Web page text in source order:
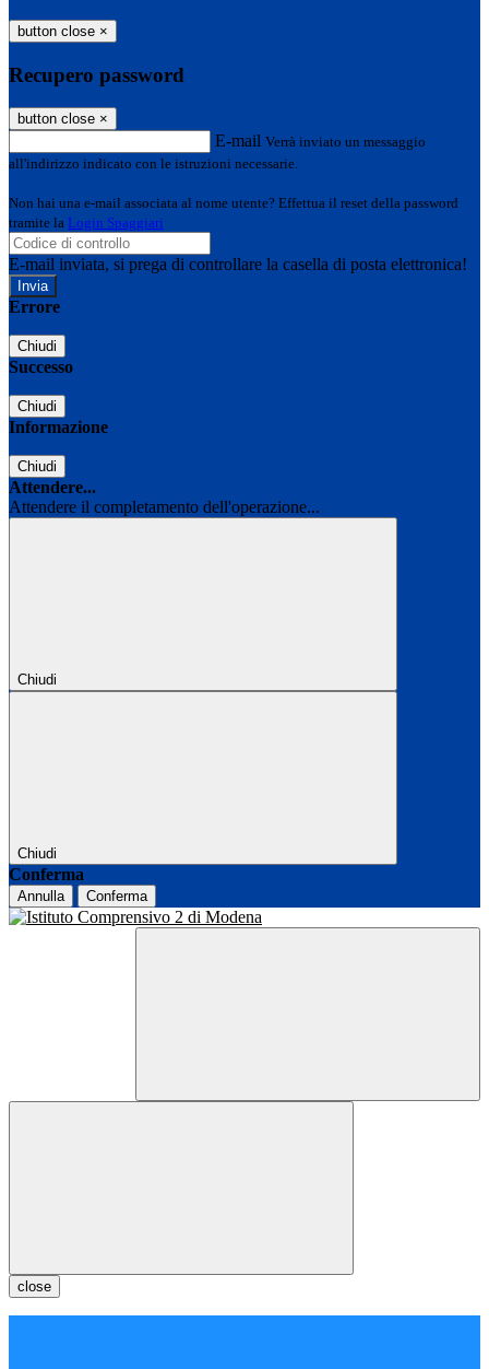
button close ×
Recupero password
button close ×
E-mail Verrà inviato un messaggio
all'indirizzo indicato con le istruzioni necessarie.
Non hai una e-mail associata al nome utente? Effettua il reset della password
tramite la Login Spaggiari
E-mail inviata, si prega di controllare la casella di posta elettronica!
Errore
Chiudi
Successo
Chiudi
Informazione
Chiudi
Attendere...
Attendere il completamento dell'operazione...
Chiudi
Chiudi
Conferma
Annulla Conferma
close